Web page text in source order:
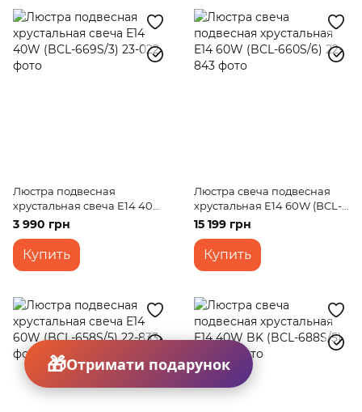
Люстра подвесная
хрустальная свеча E14 40W
(BCL-669S/3)
3 990 грн
Купить
Люстра свеча подвесная
хрустальная E14 60W (BCL-
660S/6)
15 199 грн
Купить
Отримати подарунок